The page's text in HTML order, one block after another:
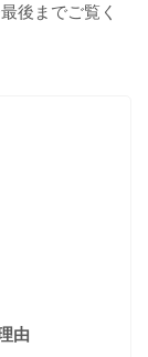
後までご覧く
由